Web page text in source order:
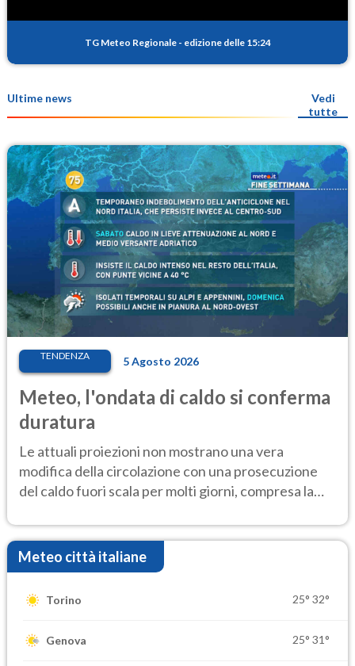
TG Meteo Regionale - edizione delle 15:24
Ultime news
Vedi
tutte
TENDENZA 5 Agosto 2026
Meteo, l'ondata di caldo si conferma
duratura
Le attuali proiezioni non mostrano una vera
modifica della circolazione con una prosecuzione
del caldo fuori scala per molti giorni, compresa la
Meteo città italiane
Torino 25° 32°
Genova 25° 31°